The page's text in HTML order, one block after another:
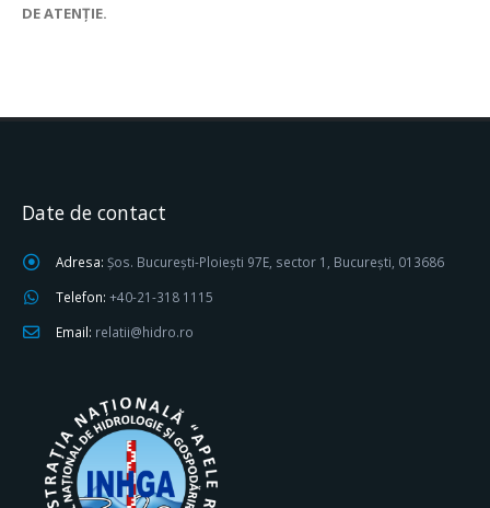
DE ATENȚIE.
Date de contact
Adresa: Șos. București-Ploiești 97E, sector 1, București, 013686
Telefon: +40-21-318 1115
Email: relatii@hidro.ro